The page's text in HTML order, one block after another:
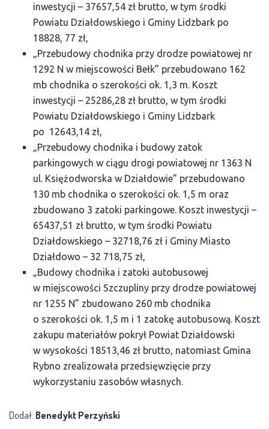
inwestycji – 37657,54 zł brutto, w tym środki
Powiatu Działdowskiego i Gminy Lidzbark po
18828, 77 zł,
„Przebudowy chodnika przy drodze powiatowej nr
1292 N w miejscowości Bełk” przebudowano 162
mb chodnika o szerokości ok. 1,3 m. Koszt
inwestycji – 25286,28 zł brutto, w tym środki
Powiatu Działdowskiego i Gminy Lidzbark
po 12643,14 zł,
„Przebudowy chodnika i budowy zatok
parkingowych w ciągu drogi powiatowej nr 1363 N
ul. Księżodworska w Działdowie” przebudowano
130 mb chodnika o szerokości ok. 1,5 m oraz
zbudowano 3 zatoki parkingowe. Koszt inwestycji –
65437,51 zł brutto, w tym środki Powiatu
Działdowskiego – 32718,76 zł i Gminy Miasto
Działdowo – 32 718,75 zł,
„Budowy chodnika i zatoki autobusowej
w miejscowości Szczupliny przy drodze powiatowej
nr 1255 N” zbudowano 260 mb chodnika
o szerokości ok. 1,5 m i 1 zatokę autobusową. Koszt
zakupu materiałów pokrył Powiat Działdowski
w wysokości 18513,46 zł brutto, natomiast Gmina
Rybno zrealizowała przedsięwzięcie przy
wykorzystaniu zasobów własnych.
Dodał: Benedykt Perzyński